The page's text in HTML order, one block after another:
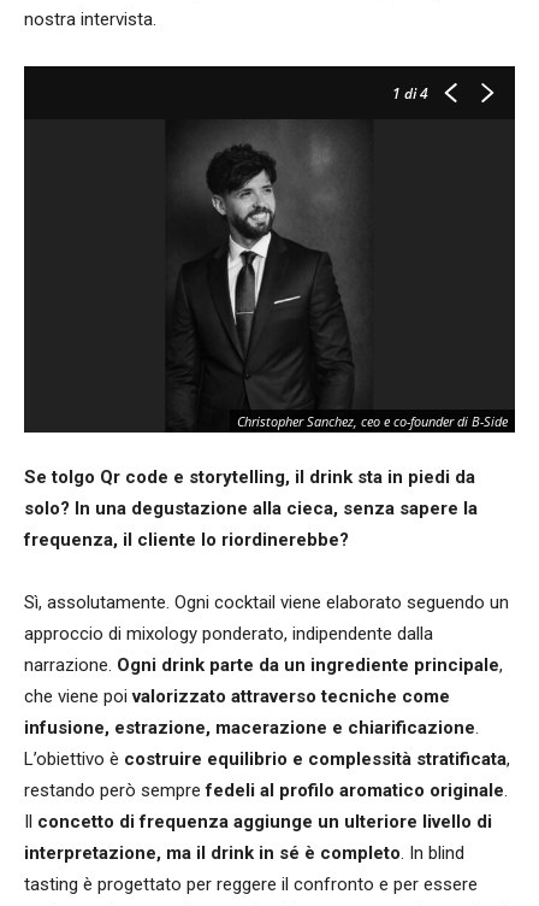
nostra intervista.
1 di 4
Christopher Sanchez, ceo e co-founder di B-Side
Se tolgo Qr code e storytelling, il drink sta in piedi da
solo? In una degustazione alla cieca, senza sapere la
frequenza, il cliente lo riordinerebbe?
Sì, assolutamente. Ogni cocktail viene elaborato seguendo un
approccio di mixology ponderato, indipendente dalla
narrazione. Ogni drink parte da un ingrediente principale,
che viene poivalorizzato attraverso tecniche come
infusione, estrazione, macerazione e chiarificazione.
L’obiettivo è costruire equilibrio e complessità stratificata,
restando però semprefedeli al profilo aromatico originale.
Il concetto di frequenza aggiunge un ulteriore livello di
interpretazione, ma il drink in sé è completo. In blind
tasting è progettato per reggere il confronto e per essere